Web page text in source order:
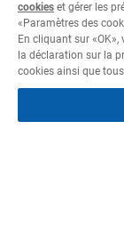
cookies et gérer les
«Paramètres des
En cliquant sur
la déclaration sur la
cookies ainsi que